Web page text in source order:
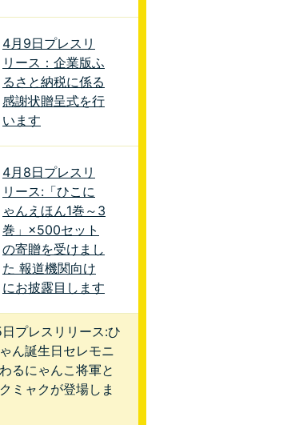
4月9日プレスリ
リース：企業版ふ
るさと納税に係る
感謝状贈呈式を行
います
4月8日プレスリ
リース:「ひこに
ゃんえほん1巻～3
巻」×500セット
の寄贈を受けまし
た 報道機関向け
にお披露目します
プレスリリース:ひ
ん誕生日セレモニ
るにゃんこ将軍と
ミャクが登場しま